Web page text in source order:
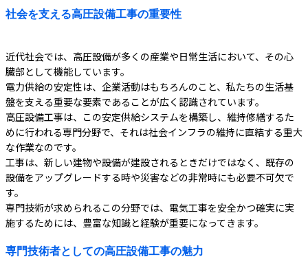
社会を支える高圧設備工事の重要性
近代社会では、高圧設備が多くの産業や日常生活において、その心
臓部として機能しています。
電力供給の安定性は、企業活動はもちろんのこと、私たちの生活基
盤を支える重要な要素であることが広く認識されています。
高圧設備工事は、この安定供給システムを構築し、維持修繕するた
めに行われる専門分野で、それは社会インフラの維持に直結する重大
な作業なのです。
工事は、新しい建物や設備が建設されるときだけではなく、既存の
設備をアップグレードする時や災害などの非常時にも必要不可欠で
す。
専門技術が求められるこの分野では、電気工事を安全かつ確実に実
施するためには、豊富な知識と経験が重要になってきます。
専門技術者としての高圧設備工事の魅力